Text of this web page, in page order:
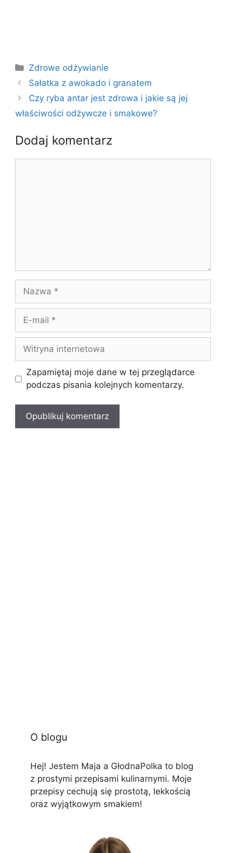
Kategorie
Zdrowe odżywianie
Sałatka z awokado i granatem
Czy ryba antar jest zdrowa i jakie są jej
właściwości odżywcze i smakowe?
Dodaj komentarz
Nazwa
Witryna
internetowa
Zapamiętaj moje dane w tej przeglądarce
podczas pisania kolejnych komentarzy.
O blogu
Hej! Jestem Maja a GłodnaPolka to blog
z prostymi przepisami kulinarnymi. Moje
przepisy cechują się prostotą, lekkością
oraz wyjątkowym smakiem!